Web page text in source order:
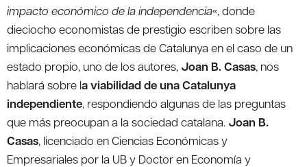
impacto económico de la independencia«, donde
dieciocho economistas de prestigio escriben sobre las
implicaciones económicas de Catalunya en el caso de un
estado propio, uno de los autores, Joan B. Casas, nos
hablará sobre la viabilidad de una Catalunya
independiente, respondiendo algunas de las preguntas
que más preocupan a la sociedad catalana. Joan B.
Casas, licenciado en Ciencias Económicas y
Empresariales por la UB y Doctor en Economía y